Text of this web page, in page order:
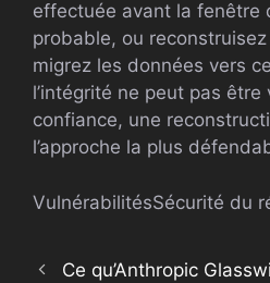
effectuée avant la fenêtre
probable, ou reconstruisez
migrez les données vers
l’intégrité ne peut pas
confiance, une
l’approche la plus
VulnérabilitésSécurité du
Ce qu’Anthropic